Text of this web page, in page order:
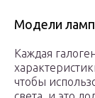
Модели ламп
Каждая
чтобы